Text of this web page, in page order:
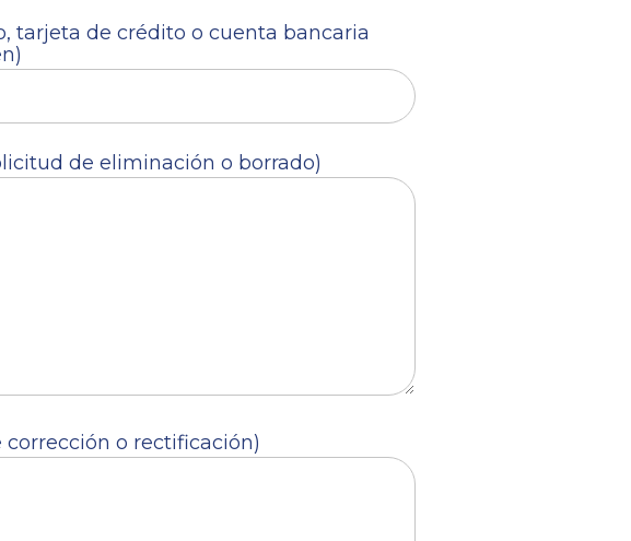
tarjeta de crédito o cuenta bancaria
de eliminación o borrado)
o rectificación)